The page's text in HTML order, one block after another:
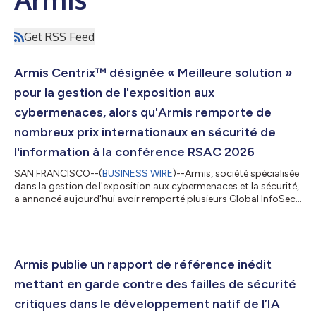
Get RSS Feed
Armis Centrix™ désignée « Meilleure solution »
pour la gestion de l'exposition aux
cybermenaces, alors qu'Armis remporte de
nombreux prix internationaux en sécurité de
l'information à la conférence RSAC 2026
SAN FRANCISCO--(BUSINESS WIRE)--Armis, société spécialisée
dans la gestion de l'exposition aux cybermenaces et la sécurité,
a annoncé aujourd'hui avoir remporté plusieurs Global InfoSec
suivantes : Armis Centrix™ a remporté le prix de la « Meilleure
Armis nommée « Entreprise de cybersécurité choisie par les
éditeurs »...
Armis publie un rapport de référence inédit
mettant en garde contre des failles de sécurité
critiques dans le développement natif de l’IA